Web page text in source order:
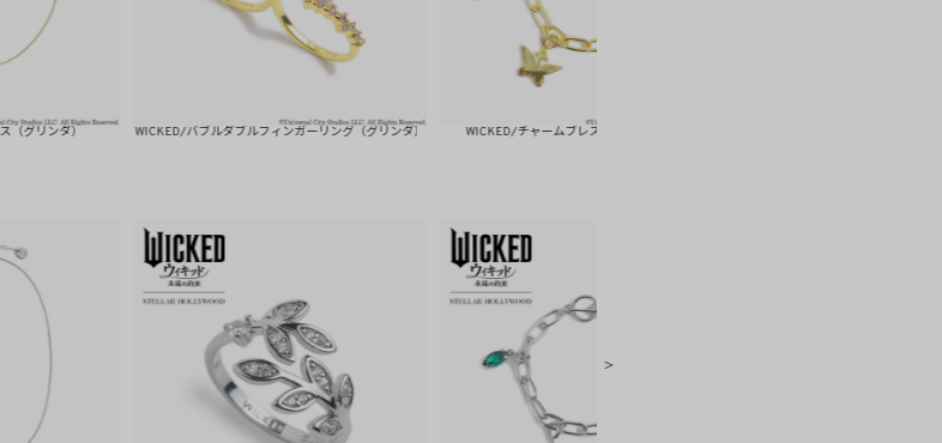
WICKED/バブルダブルフィンガーリング（グリンダ） WICKED/チャームブレスレット（グリンダ）